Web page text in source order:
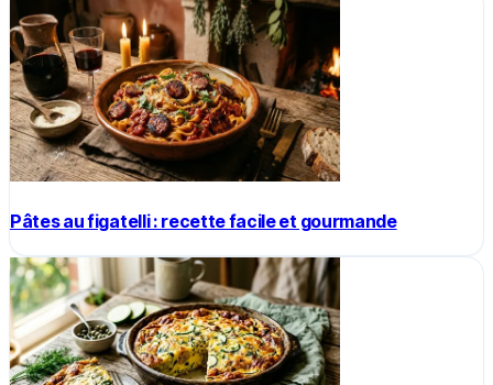
Pâtes au figatelli : recette facile et gourmande